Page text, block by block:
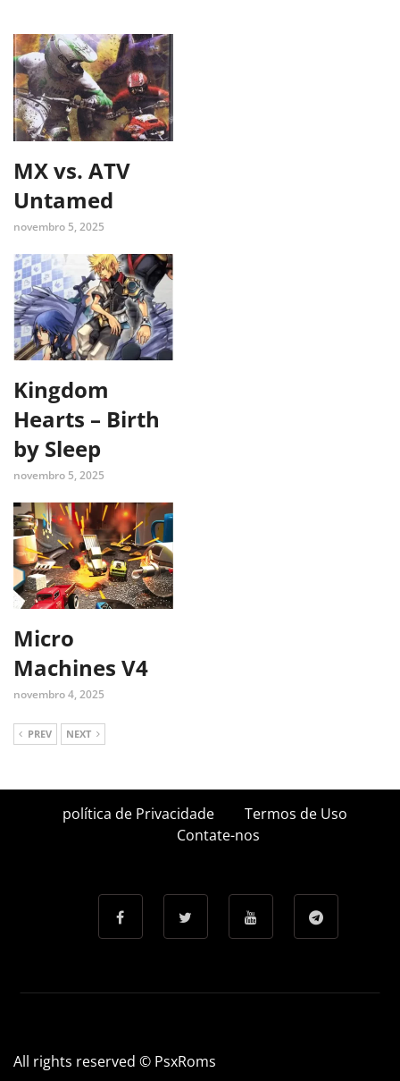
MX vs. ATV
Untamed
novembro 5, 2025
Kingdom
Hearts – Birth
by Sleep
novembro 5, 2025
Micro
Machines V4
novembro 4, 2025
PREV NEXT
política de Privacidade
Termos de Uso
Contate-nos
All rights reserved © PsxRoms